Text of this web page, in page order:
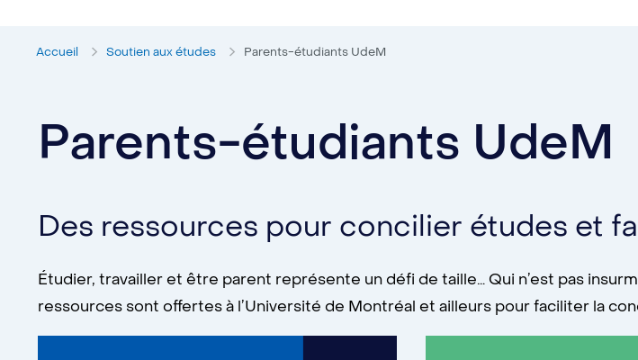
Accueil Soutien aux études Parents-étudiants UdeM
Parents-étudiants UdeM
Des ressources pour concilier études et
Étudier, travailler et être parent représente un défi de taille… Qui n’est pas
ressources sont offertes à l’Université de Montréal et ailleurs pour faciliter la